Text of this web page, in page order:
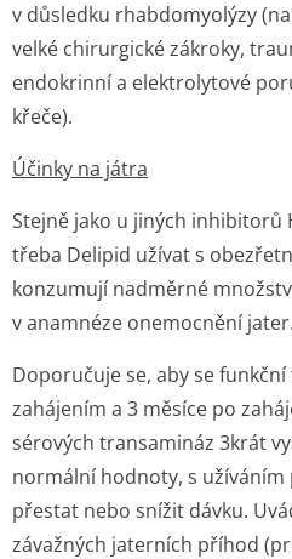
v důsledku rhabdomyolýzy
velké chirurgické zákroky,
endokrinní a elektrolytové
křeče).
Účinky na játra
Stejně jako u jiných inhibitorů
třeba Delipid užívat s
konzumují nadměrné
v anamnéze onemocnění jater.
Doporučuje se, aby se
zahájením a 3 měsíce po
sérových transamináz 3krát
normální hodnoty, s
přestat nebo snížit dávku.
závažných jaterních příhod